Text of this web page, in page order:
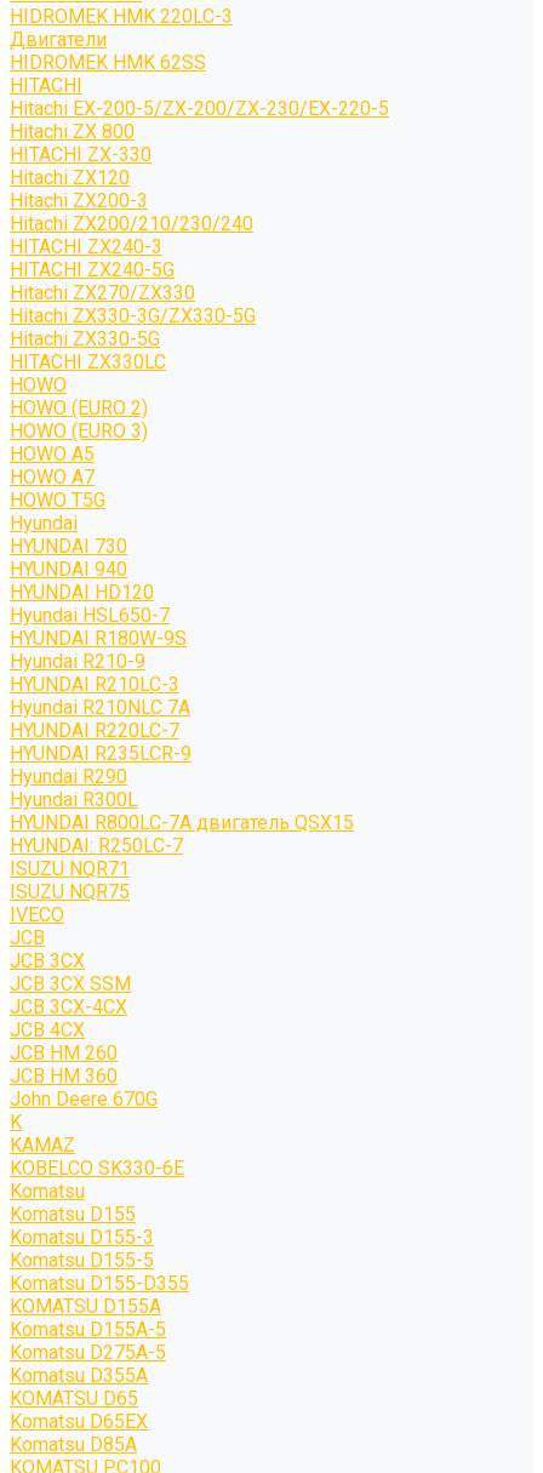
HIDROMEK HMK 220LC-3
Двигатели
HIDROMEK HMK 62SS
HITACHI
Hitachi EX-200-5/ZX-200/ZX-230/EX-220-5
Hitachi ZX 800
HITACHI ZX-330
Hitachi ZX120
Hitachi ZX200-3
Hitachi ZX200/210/230/240
HITACHI ZX240-3
HITACHI ZX240-5G
Hitachi ZX270/ZX330
Hitachi ZX330-3G/ZX330-5G
Hitachi ZX330-5G
HITACHI ZX330LC
HOWO
HOWO (EURO 2)
HOWO (EURO 3)
HOWO A5
HOWO A7
HOWO T5G
Hyundai
HYUNDAI 730
HYUNDAI 940
HYUNDAI HD120
Hyundai HSL650-7
HYUNDAI R180W-9S
Hyundai R210-9
HYUNDAI R210LC-3
Hyundai R210NLC 7A
HYUNDAI R220LC-7
HYUNDAI R235LCR-9
Hyundai R290
Hyundai R300L
HYUNDAI R800LC-7A двигатель QSX15
HYUNDAI: R250LC-7
ISUZU NQR71
ISUZU NQR75
IVECO
JCB
JCB 3CX
JCB 3CX SSM
JCB 3CX-4CX
JCB 4CX
JCB HM 260
JCB HM 360
John Deere 670G
K
KAMAZ
KOBELCO SK330-6E
Komatsu
Komatsu D155
Komatsu D155-3
Komatsu D155-5
Komatsu D155-D355
KOMATSU D155A
Komatsu D155A-5
Komatsu D275A-5
Komatsu D355A
KOMATSU D65
Komatsu D65EX
Komatsu D85A
KOMATSU PC100